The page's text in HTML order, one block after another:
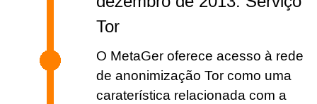
Tor
O MetaGer oferece acesso à rede
de anonimização Tor como uma
caraterística relacionada com a